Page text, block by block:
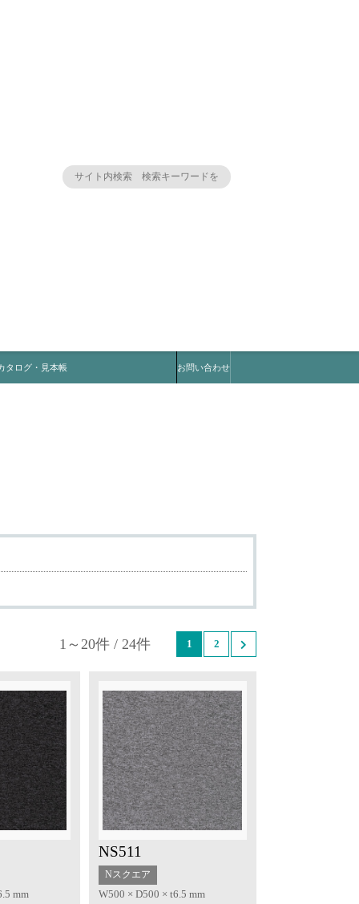
タログ・見本帳 お問い合わせ
1～20件 / 24件 1 2
mm
NS511
Nスクエア
W500 × D500 × t6.5 mm